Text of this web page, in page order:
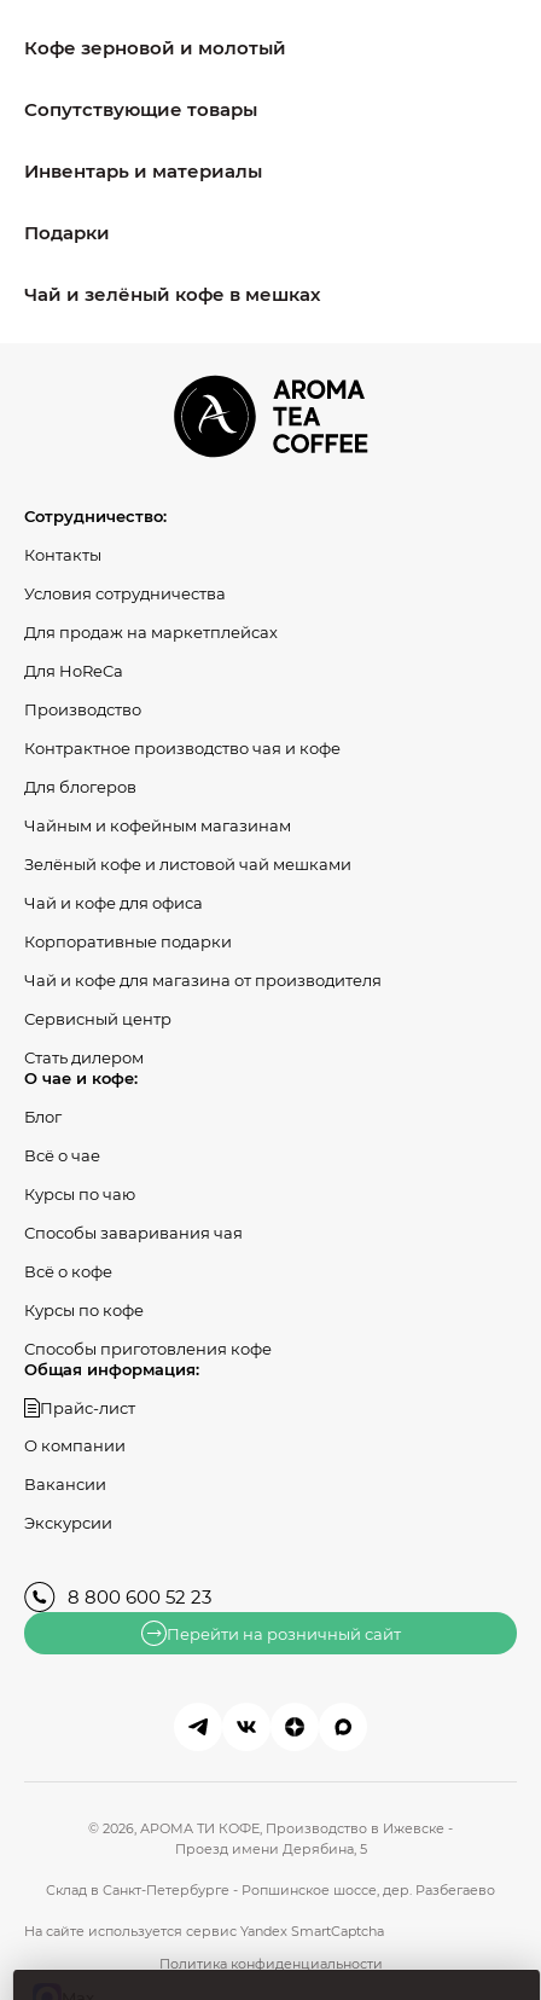
Кофе зерновой и молотый
Сопутствующие товары
Инвентарь и материалы
Подарки
Чай и зелёный кофе в мешках
Сотрудничество:
Контакты
Условия сотрудничества
Для продаж на маркетплейсах
Для HoReCa
Производство
Контрактное производство чая и кофе
Для блогеров
Чайным и кофейным магазинам
Зелёный кофе и листовой чай мешками
Чай и кофе для офиса
Корпоративные подарки
Чай и кофе для магазина от производителя
Сервисный центр
Стать дилером
О чае и кофе:
Блог
Всё о чае
Курсы по чаю
Способы заваривания чая
Всё о кофе
Курсы по кофе
Способы приготовления кофе
Общая информация:
Прайс-лист
О компании
Вакансии
Экскурсии
8 800 600 52 23
Перейти на розничный сайт
© 2026, АРОМА ТИ КОФЕ, Производство в Ижевске -
Проезд имени Дерябина, 5
Склад в Санкт-Петербурге - Ропшинское шоссе, дер. Разбегаево
На сайте используется сервис Yandex SmartCaptcha
Политика конфиденциальности